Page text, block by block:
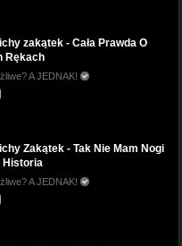
zakątek - Cała Prawda O
Rękach
A JEDNAK!
Zakątek - Tak Nie Mam Nogi
Historia
A JEDNAK!